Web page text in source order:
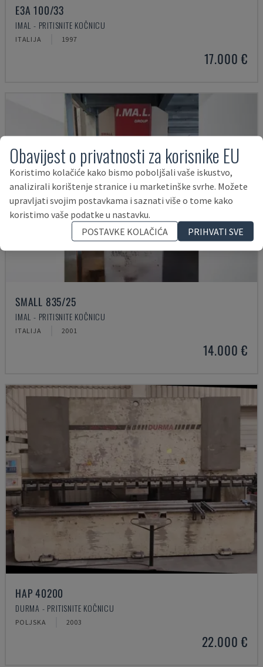
E3A 100/33
IMAL - PRITISNITE KOČNICU
ITALIJA 1997
17.000 €
SMALL 835/25
IMAL - PRITISNITE KOČNICU
ITALIJA 2001
14.000 €
HAP 40200
DURMA - PRITISNITE KOČNICU
POLJSKA 2003
22.000 €
Obavijest o privatnosti za korisnike EU
Koristimo kolačiće kako bismo poboljšali vaše iskustvo,
analizirali korištenje stranice i u marketinške svrhe. Možete
upravljati svojim postavkama i saznati više o tome kako
koristimo vaše podatke u nastavku.
POSTAVKE KOLAČIĆA
PRIHVATI SVE